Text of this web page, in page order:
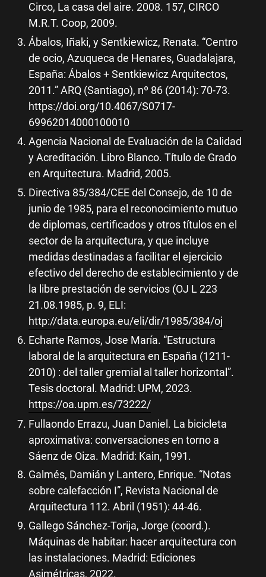
Circo, La casa del aire. 2008. 157, CIRCO
M.R.T. Coop, 2009.
Ábalos, Iñaki, y Sentkiewicz, Renata. “Centro
de ocio, Azuqueca de Henares, Guadalajara,
España: Ábalos + Sentkiewicz Arquitectos,
2011.” ARQ (Santiago), nº 86 (2014): 70-73.
https://doi.org/10.4067/S0717-
69962014000100010
Agencia Nacional de Evaluación de la Calidad
y Acreditación. Libro Blanco. Título de Grado
en Arquitectura. Madrid, 2005.
Directiva 85/384/CEE del Consejo, de 10 de
junio de 1985, para el reconocimiento mutuo
de diplomas, certificados y otros títulos en el
sector de la arquitectura, y que incluye
medidas destinadas a facilitar el ejercicio
efectivo del derecho de establecimiento y de
la libre prestación de servicios (OJ L 223
21.08.1985, p. 9, ELI:
http://data.europa.eu/eli/dir/1985/384/oj
Echarte Ramos, Jose María. “Estructura
laboral de la arquitectura en España (1211-
2010) : del taller gremial al taller horizontal”.
Tesis doctoral. Madrid: UPM, 2023.
https://oa.upm.es/73222/
Fullaondo Errazu, Juan Daniel. La bicicleta
aproximativa: conversaciones en torno a
Sáenz de Oiza. Madrid: Kain, 1991.
Galmés, Damián y Lantero, Enrique. “Notas
sobre calefacción I”, Revista Nacional de
Arquitectura 112. Abril (1951): 44-46.
Gallego Sánchez-Torija, Jorge (coord.).
Máquinas de habitar: hacer arquitectura con
las instalaciones. Madrid: Ediciones
Asimétricas, 2022.